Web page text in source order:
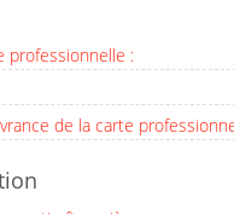
professionnelle :
de la carte